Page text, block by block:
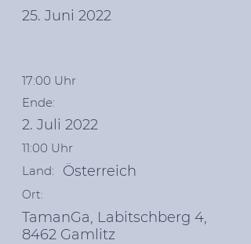
25. Juni 2022
17:00 Uhr
Ende:
2. Juli 2022
11:00 Uhr
Land:
Österreich
Ort:
TamanGa, Labitschberg 4,
8462 Gamlitz